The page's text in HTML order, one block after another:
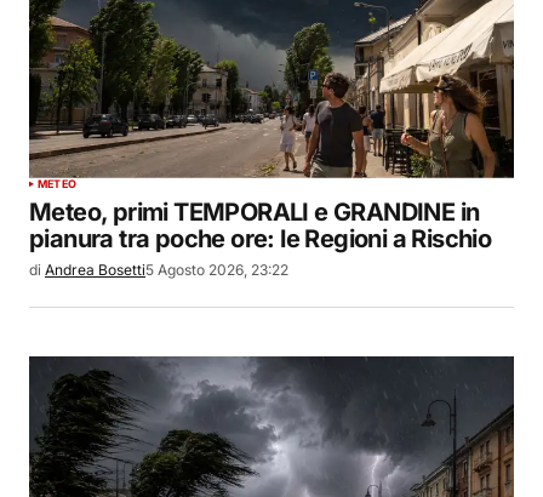
METEO
Meteo, primi TEMPORALI e GRANDINE in
pianura tra poche ore: le Regioni a Rischio
di Andrea Bosetti5 Agosto 2026, 23:22